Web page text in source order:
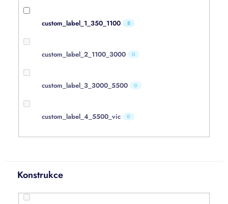
custom_label_1_350_1100 8
custom_label_2_1100_3000 0
custom_label_3_3000_5500 0
custom_label_4_5500_vic 0
Konstrukce